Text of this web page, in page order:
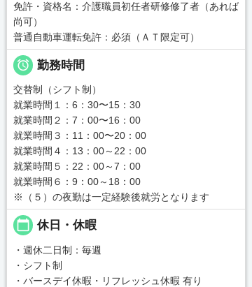
免許・資格名：介護職員初任者研修修了者（あれば
尚可）
普通自動車運転免許：必須（ＡＴ限定可）
 勤務時間
交替制（シフト制）
就業時間１：6：30〜15：30
就業時間２：7：00〜16：00
就業時間３：11：00〜20：00
就業時間４：13：00～22：00
就業時間５：22：00～7：00
就業時間６：9：00～18：00
※（５）の夜勤は一定経験後就労となります
calendar_today 休日・休暇
・週休二日制：毎週
・シフト制
・バースデイ休暇・リフレッシュ休暇 有り